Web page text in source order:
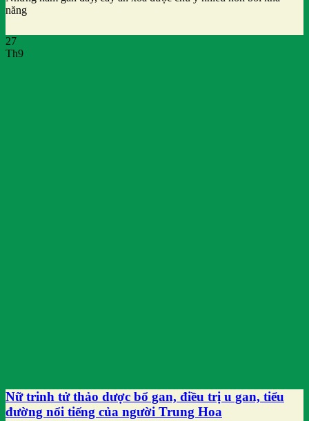
năng
27
Th9
Nữ trinh tử thảo dược bổ gan, điều trị u gan, tiểu
đường nổi tiếng của người Trung Hoa